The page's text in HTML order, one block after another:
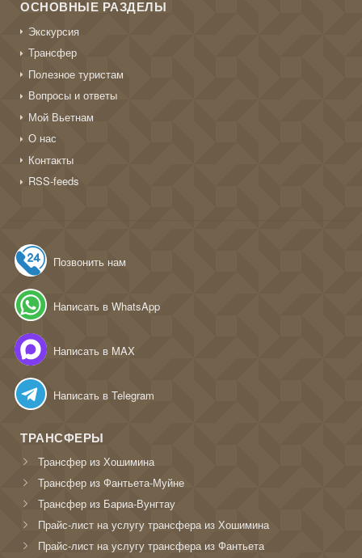
ОСНОВНЫЕ РАЗДЕЛЫ
Экскурсия
Трансфер
Полезное туристам
Вопросы и ответы
Мой Вьетнам
О нас
Контакты
RSS-feeds
Позвонить нам
Написать в WhatsApp
Написать в MAX
Написать в Telegram
ТРАНСФЕРЫ
Трансфер из Хошимина
Трансфер из Фантьета-Муйне
Трансфер из Бариа-Вунгтау
Прайс-лист на услугу трансфера из Хошимина
Прайс-лист на услугу трансфера из Фантьета